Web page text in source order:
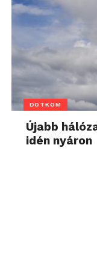
DOTKOM
Újabb
idén nyáron